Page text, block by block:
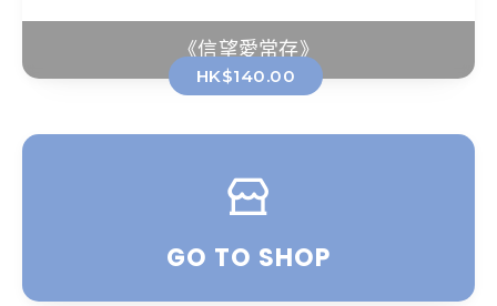
《信望愛常存》
HK$140.00
GO TO SHOP